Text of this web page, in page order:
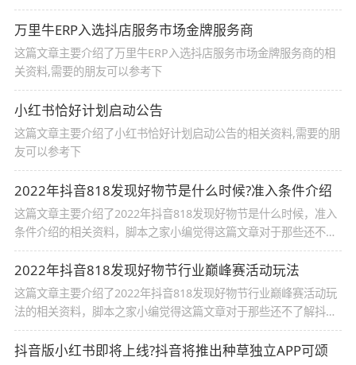
万里牛ERP入选抖店服务市场金牌服务商
这篇文章主要介绍了万里牛ERP入选抖店服务市场金牌服务商的相
关资料,需要的朋友可以参考下
小红书恰好计划启动公告
这篇文章主要介绍了小红书恰好计划启动公告的相关资料,需要的朋
友可以参考下
2022年抖音818发现好物节是什么时候?准入条件介绍
这篇文章主要介绍了2022年抖音818发现好物节是什么时候，准入
条件介绍的相关资料，脚本之家小编觉得这篇文章对于那些还不了
解抖音818发现好物节方面知识的小伙伴来说很有参考性，一起来
看看吧
2022年抖音818发现好物节行业巅峰赛活动玩法
这篇文章主要介绍了2022年抖音818发现好物节行业巅峰赛活动玩
法的相关资料，脚本之家小编觉得这篇文章对于那些还不了解抖音
818新潮好物节方面知识的小伙伴来说很有参考性，一起来看看吧
抖音版小红书即将上线?抖音将推出种草独立APP可颂